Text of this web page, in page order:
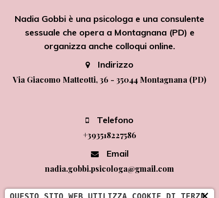
Nadia Gobbi è una psicologa e una consulente
sessuale che opera a Montagnana (PD) e
organizza anche colloqui online.
Indirizzo
Via Giacomo Matteotti, 36 - 35044 Montagnana (PD)
Telefono
+393518227586
Email
nadia.gobbi.psicologa@gmail.com